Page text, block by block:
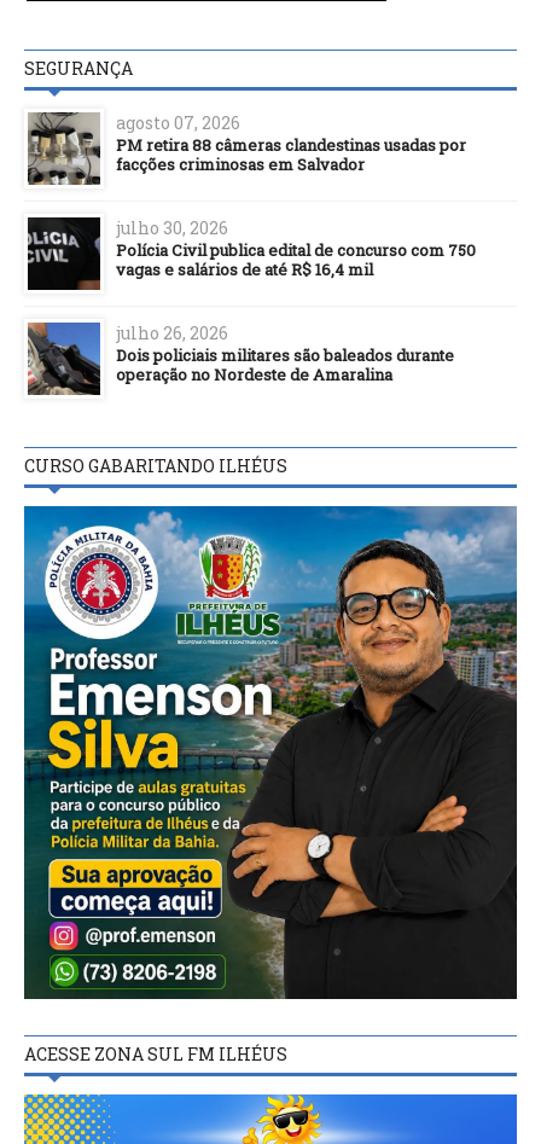
SEGURANÇA
agosto 07, 2026
PM retira 88 câmeras clandestinas usadas por
facções criminosas em Salvador
julho 30, 2026
Polícia Civil publica edital de concurso com 750
vagas e salários de até R$ 16,4 mil
julho 26, 2026
Dois policiais militares são baleados durante
operação no Nordeste de Amaralina
CURSO GABARITANDO ILHÉUS
ACESSE ZONA SUL FM ILHÉUS